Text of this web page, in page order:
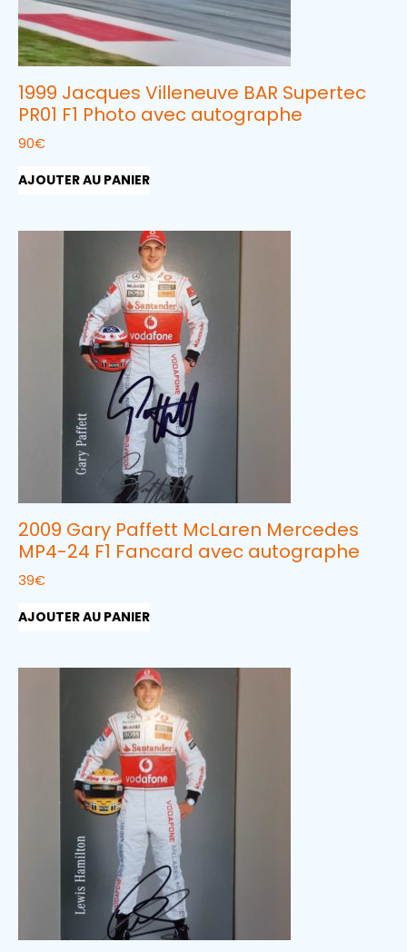
1999 Jacques Villeneuve BAR Supertec
PR01 F1 Photo avec autographe
90€
AJOUTER AU PANIER
2009 Gary Paffett McLaren Mercedes
MP4-24 F1 Fancard avec autographe
39€
AJOUTER AU PANIER